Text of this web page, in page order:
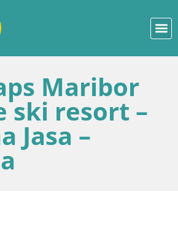
Maribor
ski resort –
Jasa –